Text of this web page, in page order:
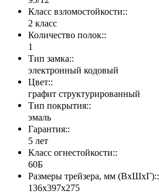
Класс взломостойкости::
2 класс
Количество полок::
1
Тип замка::
электронный кодовый
Цвет::
графит структурированный
Тип покрытия::
эмаль
Гарантия::
5 лет
Класс огнестойкости::
60Б
Размеры трейзера, мм (ВхШхГ)::
136х397х275